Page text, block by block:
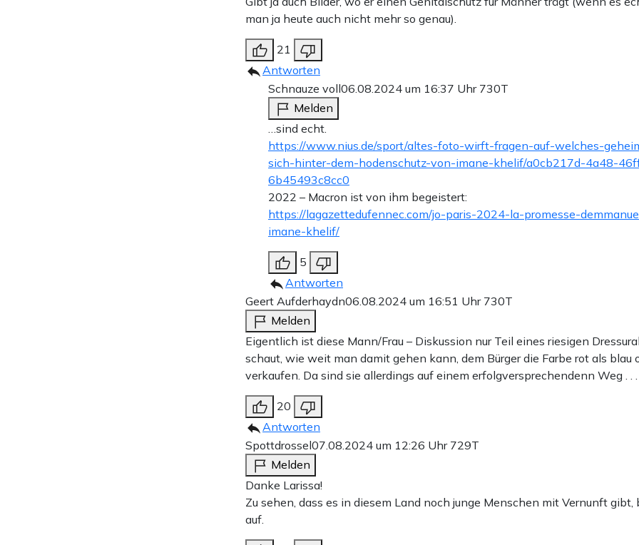
man ja heute auch nicht mehr so genau).
21
Antworten
Schnauze voll06.08.2024 um 16:37 Uhr 730T
Melden
…sind echt.
https://www.nius.de/sport/altes-foto-wirft-fragen-auf-welches-
sich-hinter-dem-hodenschutz-von-imane-khelif/a0cb217d-4a48-
6b45493c8cc0
2022 – Macron ist von ihm begeistert:
https://lagazettedufennec.com/jo-paris-2024-la-promesse-
imane-khelif/
5
Antworten
Geert Aufderhaydn06.08.2024 um 16:51 Uhr 730T
Melden
Eigentlich ist diese Mann/Frau – Diskussion nur Teil eines riesigen
schaut, wie weit man damit gehen kann, dem Bürger die Farbe rot als blau
verkaufen. Da sind sie allerdings auf einem erfolgversprechendenn Weg . . .
20
Antworten
Spottdrossel07.08.2024 um 12:26 Uhr 729T
Melden
Danke Larissa!
Zu sehen, dass es in diesem Land noch junge Menschen mit Vernunft gibt,
auf.